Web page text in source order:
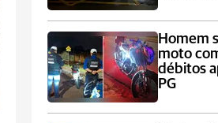
Homem
moto
débitos
PG